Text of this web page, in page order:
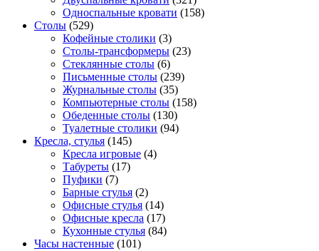
Односпальные кровати (158)
Столы (529)
Кофейные столики (3)
Столы-трансформеры (23)
Стеклянные столы (6)
Письменные столы (239)
Журнальные столы (35)
Компьютерные столы (158)
Обеденные столы (130)
Туалетные столики (94)
Кресла, стулья (145)
Кресла игровые (4)
Табуреты (17)
Пуфики (7)
Барные стулья (2)
Офисные стулья (14)
Офисные кресла (17)
Кухонные стулья (84)
Часы настенные (101)